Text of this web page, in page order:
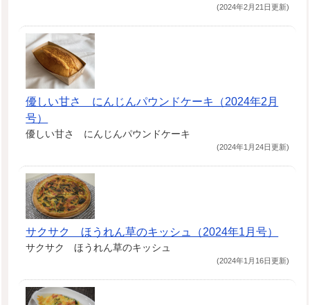
(2024年2月21日更新)
優しい甘さ にんじんパウンドケーキ（2024年2月
号）
優しい甘さ にんじんパウンドケーキ
(2024年1月24日更新)
サクサク ほうれん草のキッシュ（2024年1月号）
サクサク ほうれん草のキッシュ
(2024年1月16日更新)